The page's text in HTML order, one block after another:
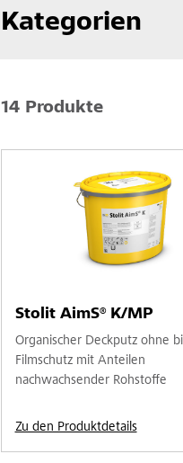
Kategorien
14 Produkte
Stolit AimS® K/MP
Organischer Deckputz ohne
Filmschutz mit Anteilen
nachwachsender Rohstoffe
Zu den Produktdetails